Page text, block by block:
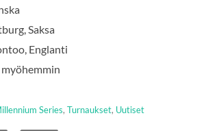
Saksa
Englanti
Series,Turnaukset, Uutiset